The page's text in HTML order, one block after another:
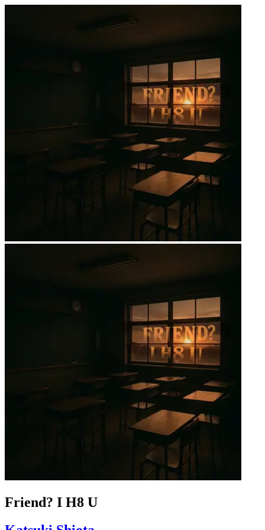
Friend? I H8 U